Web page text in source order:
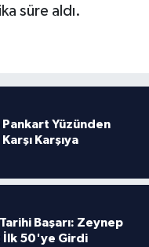
süre aldı.
Yüzünden
Karşıya
Başarı: Zeynep
İlk 50'ye Girdi